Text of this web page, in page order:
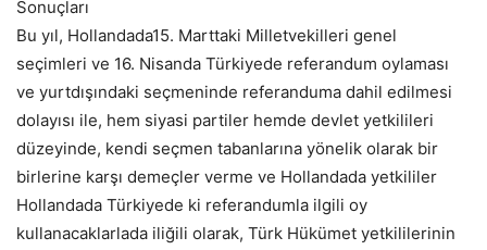
Sonuçları
Bu yıl, Hollandada15. Marttaki Milletvekilleri genel
seçimleri ve 16. Nisanda Türkiyede referandum oylaması
ve yurtdışındaki seçmeninde referanduma dahil edilmesi
dolayısı ile, hem siyasi partiler hemde devlet yetkilileri
düzeyinde, kendi seçmen tabanlarına yönelik olarak bir
birlerine karşı demeçler verme ve Hollandada yetkililer
Hollandada Türkiyede ki referandumla ilgili oy
kullanacaklarlada iliğili olarak, Türk Hükümet yetkililerinin